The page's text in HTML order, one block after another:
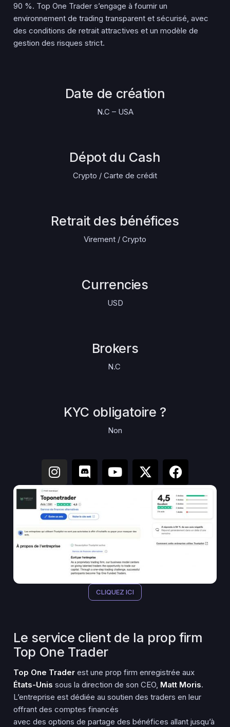
90 %. Top One Trader s’engage à fournir un
environnement de trading transparent et sécurisé, avec
des conditions de retrait attractives et un modèle de
gestion des risques strict.
Date de création
N.C – USA
Dépot du Cash
Crypto / Carte de crédit
Retrait des bénéfices
Virement / Crypto
Currencies
USD
Brokers
N.C
KYC obligatoire ?
Non
CLIQUEZ ICI
Le service client de la prop firm
Top One Trader
Top One Trader est une prop firm enregistrée aux
États-Unis sous la direction de son CEO, Matt Moris.
L’entreprise est dédiée au soutien des traders en leur
offrant des comptes financés
avec des options de partage des bénéfices allant jusqu’à